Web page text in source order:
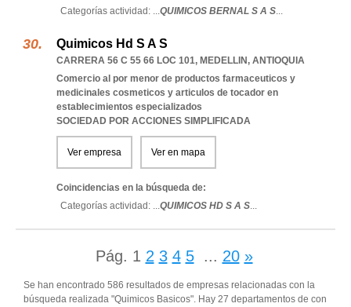
Categorías actividad: ...QUIMICOS BERNAL S A S...
Quimicos Hd S A S
CARRERA 56 C 55 66 LOC 101, MEDELLIN, ANTIOQUIA
Comercio al por menor de productos farmaceuticos y
medicinales cosmeticos y articulos de tocador en
establecimientos especializados
SOCIEDAD POR ACCIONES SIMPLIFICADA
Ver empresa Ver en mapa
Coincidencias en la búsqueda de:
Categorías actividad: ...QUIMICOS HD S A S...
Pág. 1 2 3 4 5 ... 20 »
Se han encontrado 586 resultados de empresas relacionadas con la
búsqueda realizada "Quimicos Basicos". Hay 27 departamentos de con